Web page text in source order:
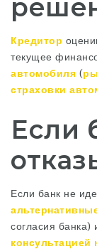
Кредитор
текущее
автомобиля (
страховки
Если
Если банк не
согласия банка)
консультацией